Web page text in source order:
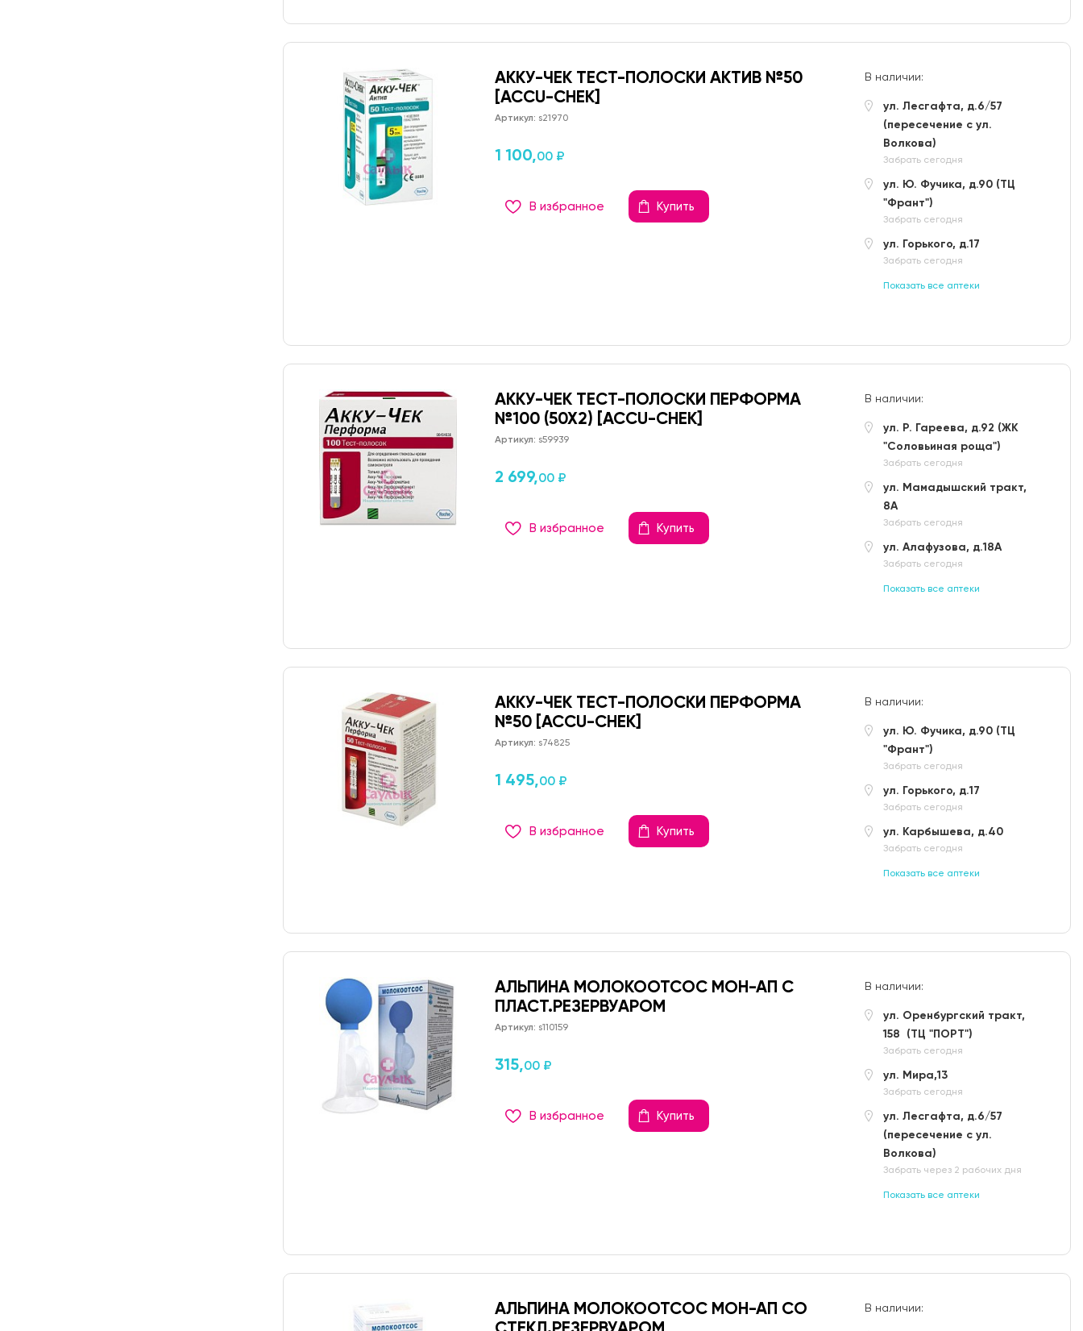
АККУ-ЧЕК ТЕСТ-ПОЛОСКИ АКТИВ №50
[ACCU-CHEK]
Артикул: s21970
1 100,00 ₽
В избранное Купить
В наличии:
ул. Лесгафта, д.6/57
(пересечение с ул.
Волкова)
Забрать сегодня
ул. Ю. Фучика, д.90 (ТЦ
"Франт")
Забрать сегодня
ул. Горького, д.17
Забрать сегодня
Показать все аптеки
АККУ-ЧЕК ТЕСТ-ПОЛОСКИ ПЕРФОРМА
№100 (50Х2) [ACCU-CHEK]
Артикул: s59939
2 699,00 ₽
В избранное Купить
В наличии:
ул. Р. Гареева, д.92 (ЖК
"Соловьиная роща")
Забрать сегодня
ул. Мамадышский тракт,
8А
Забрать сегодня
ул. Алафузова, д.18А
Забрать сегодня
Показать все аптеки
АККУ-ЧЕК ТЕСТ-ПОЛОСКИ ПЕРФОРМА
№50 [ACCU-CHEK]
Артикул: s74825
1 495,00 ₽
В избранное Купить
В наличии:
ул. Ю. Фучика, д.90 (ТЦ
"Франт")
Забрать сегодня
ул. Горького, д.17
Забрать сегодня
ул. Карбышева, д.40
Забрать сегодня
Показать все аптеки
АЛЬПИНА МОЛОКООТСОС МОН-АП С
ПЛАСТ.РЕЗЕРВУАРОМ
Артикул: s110159
315,00 ₽
В избранное Купить
В наличии:
ул. Оренбургский тракт,
158 (ТЦ "ПОРТ")
Забрать сегодня
ул. Мира,13
Забрать сегодня
ул. Лесгафта, д.6/57
(пересечение с ул.
Волкова)
Забрать через 2 рабочих дня
Показать все аптеки
АЛЬПИНА МОЛОКООТСОС МОН-АП СО
В наличии: